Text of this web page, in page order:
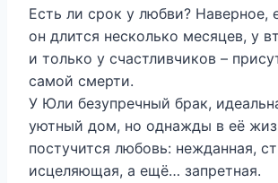
Есть ли срок у любви? Наверное,
он длится несколько месяцев, у
и только у счастливчиков –
самой смерти.
У Юли безупречный брак,
уютный дом, но однажды в её
постучится любовь: нежданная,
исцеляющая, а ещё… запретная.